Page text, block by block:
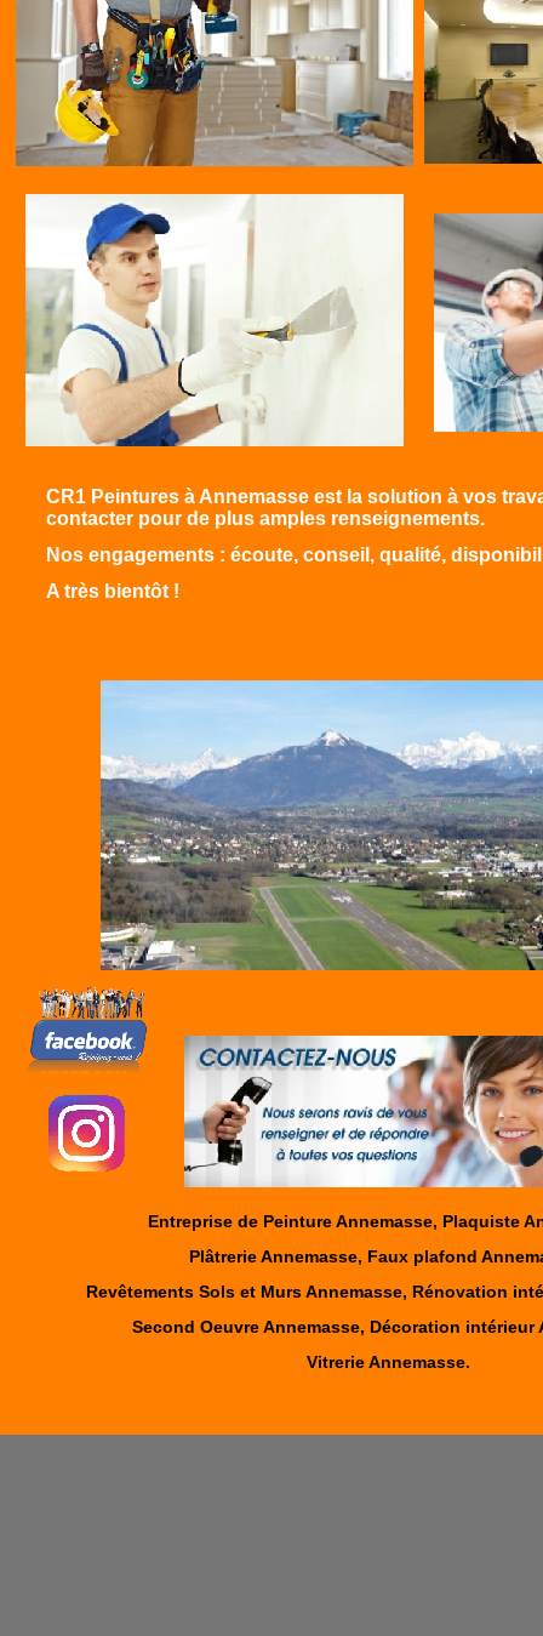
Entreprise de Peinture Annemasse, Plaquiste
Plâtrerie Annemasse, Faux plafond
Revêtements Sols et Murs Annemasse, Rénovation
Second Oeuvre Annemasse, Décoration intérieur
Vitrerie Annemasse.
CR1 Peintures à Annemasse est la solution à vos
contacter pour de plus amples renseignements.
Nos engagements : écoute, conseil, qualité,
A très bientôt !